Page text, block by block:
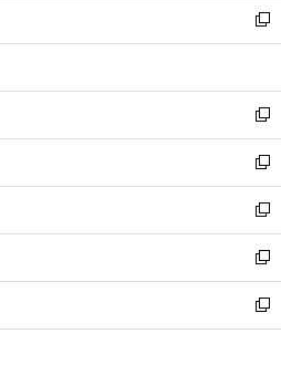
く
で
開
ド
ウ
開
く
ィ
ン
ウ
で
開
く
い
ウ
ン
ド
ウ
で
開
く
新
し
ウ
ィ
ン
ド
ウ
で
開
く
新
し
い
ウ
ィ
ン
ド
ウ
で
開
新
し
い
ウ
ィ
ン
ド
ウ
新
し
い
ウ
ィ
ン
新
し
い
ウ
新
し